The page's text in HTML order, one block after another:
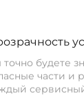
точно будете
части и